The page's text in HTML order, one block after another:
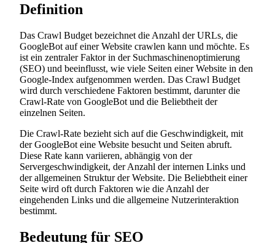
Definition
Das Crawl Budget bezeichnet die Anzahl der URLs, die
GoogleBot auf einer Website crawlen kann und möchte. Es
ist ein zentraler Faktor in der Suchmaschinenoptimierung
(SEO) und beeinflusst, wie viele Seiten einer Website in den
Google-Index aufgenommen werden. Das Crawl Budget
wird durch verschiedene Faktoren bestimmt, darunter die
Crawl-Rate von GoogleBot und die Beliebtheit der
einzelnen Seiten.
Die Crawl-Rate bezieht sich auf die Geschwindigkeit, mit
der GoogleBot eine Website besucht und Seiten abruft.
Diese Rate kann variieren, abhängig von der
Servergeschwindigkeit, der Anzahl der internen Links und
der allgemeinen Struktur der Website. Die Beliebtheit einer
Seite wird oft durch Faktoren wie die Anzahl der
eingehenden Links und die allgemeine Nutzerinteraktion
bestimmt.
Bedeutung für SEO